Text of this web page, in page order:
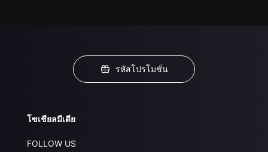
รหัสโปรโมชั่น
โซเชียลมีเดีย
FOLLOW US